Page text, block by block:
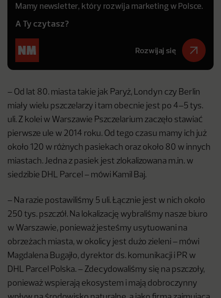
Mamy newsletter, który rozwija marketing w Polsce.
A Ty czytasz?
Rozwijaj się
– Od lat 80. miasta takie jak Paryż, Londyn czy Berlin
miały wielu pszczelarzy i tam obecnie jest po 4–5 tys.
uli. Z kolei w Warszawie Pszczelarium zaczęło stawiać
pierwsze ule w 2014 roku. Od tego czasu mamy ich już
około 120 w różnych pasiekach oraz około 80 w innych
miastach. Jedna z pasiek jest zlokalizowana m.in. w
siedzibie DHL Parcel – mówi Kamil Baj.
– Na razie postawiliśmy 5 uli. Łącznie jest w nich około
250 tys. pszczół. Na lokalizację wybraliśmy nasze biuro
w Warszawie, ponieważ jesteśmy usytuowani na
obrzeżach miasta, w okolicy jest dużo zieleni – mówi
Magdalena Bugajło, dyrektor ds. komunikacji i PR w
DHL Parcel Polska. – Zdecydowaliśmy się na pszczoły,
ponieważ wspierają ekosystem i mają dobroczynny